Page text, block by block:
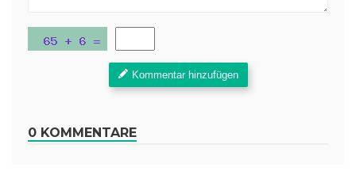
Kommentar hinzufügen
0 KOMMENTARE